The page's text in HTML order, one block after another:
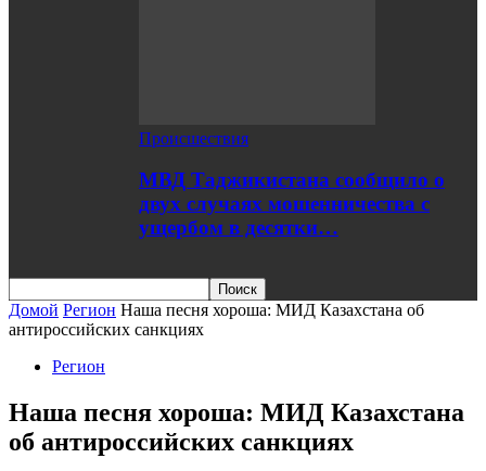
Происшествия
МВД Таджикистана сообщило о
двух случаях мошенничества с
ущербом в десятки…
Домой Регион Наша песня хороша: МИД Казахстана об
антироссийских санкциях
Регион
Наша песня хороша: МИД Казахстана
об антироссийских санкциях